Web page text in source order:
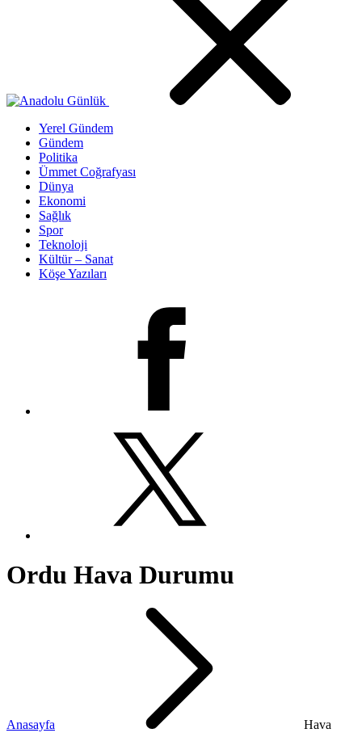
Yerel Gündem
Gündem
Politika
Ümmet Coğrafyası
Dünya
Ekonomi
Sağlık
Spor
Teknoloji
Kültür – Sanat
Köşe Yazıları
Ordu Hava Durumu
Anasayfa
Hava